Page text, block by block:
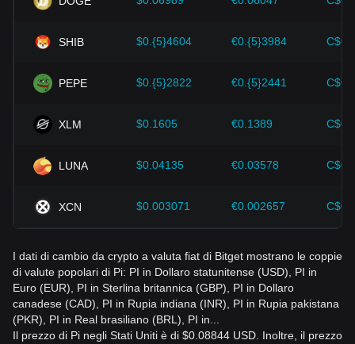
evitare di prendere decisioni sbagliate. Dopo aver
monitorare attentamente le future variazioni del prezzo di Pi
investimento in un mercato in continua evoluzione.
SHIB $0.{5}4604 €0.{5}3984
PEPE $0.{5}2822 €0.{5}2441
XLM $0.1605 €0.1389
LUNA $0.04135 €0.03578
XCN $0.003071 €0.002657
I dati di cambio da crypto a valuta fiat di Bitget mostrano le coppie
di valute popolari di Pi: PI in Dollaro statunitense (USD), PI in
Euro (EUR), PI in Sterlina britannica (GBP), PI in Dollaro
canadese (CAD), PI in Rupia indiana (INR), PI in Rupia pakistana
(PKR), PI in Real brasiliano (BRL), PI in...
Il prezzo di Pi negli Stati Uniti è di $0.08844 USD. Inoltre, il prezzo